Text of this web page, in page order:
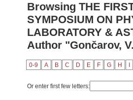
Browsing THE
SYMPOSIUM ON
LABORATORY &
Author "Gončarov,
0-9 A B C D E F G H
Or enter first few letters: